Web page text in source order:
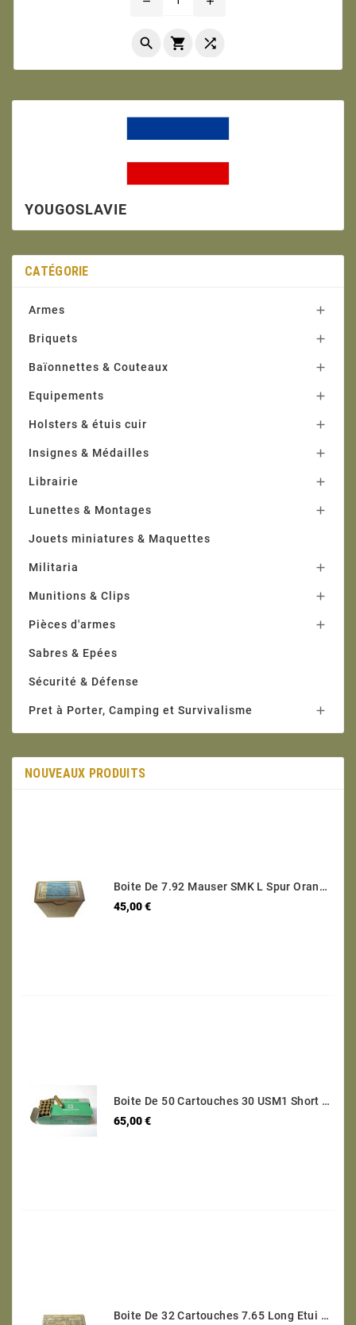
  
YOUGOSLAVIE
CATÉGORIE
Armes 
Briquets 
Baïonnettes & Couteaux 
Equipements 
Holsters & étuis cuir 
Insignes & Médailles 
Librairie 
Lunettes & Montages 
Jouets miniatures & Maquettes
Militaria 
Munitions & Clips 
Pièces d'armes 
Sabres & Epées
Sécurité & Défense
Pret à Porter, Camping et Survivalisme 
NOUVEAUX PRODUITS
Boite De 7.92 Mauser SMK L Spur Orange Ref 123 Categorie C
45,00 €Prix
Boite De 50 Cartouches 30 USM1 Short Categorie C
65,00 €Prix
Boite De 32 Cartouches 7.65 Long Etui Laiton Categorie B Ref 95